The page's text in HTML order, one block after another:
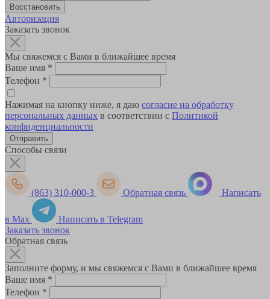
Авторизация
Заказать звонок
Мы свяжемся с Вами в ближайшее время
Ваше имя *
Телефон *
Нажимая на кнопку ниже, я даю согласие на обработку
персональных данных в соответствии с Политикой
конфиденциальности
Способы связи
(863) 310-000-3 Обратная связь Написать
в Max
Написать в Telegram
Заказать звонок
Обратная связь
Заполните форму, и мы свяжемся с Вами в ближайшее время
Ваше имя *
Телефон *